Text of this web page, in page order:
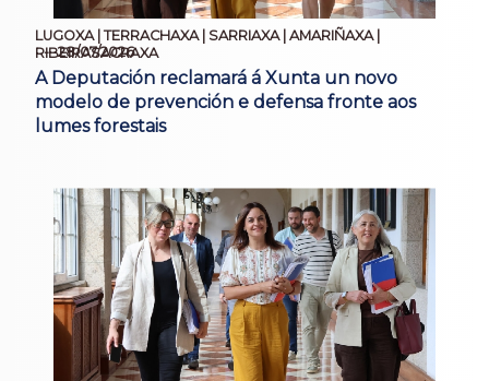
LUGOXA | TERRACHAXA | SARRIAXA | AMARIÑAXA |
RIBEIRASACRAXA
28/07/2026
A Deputación reclamará á Xunta un novo
modelo de prevención e defensa fronte aos
lumes forestais